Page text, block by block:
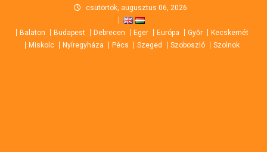
content
csütörtök, augusztus 06, 2026
Balaton Budapest Debrecen Eger Európa Győr
Kecskemét
Miskolc
Nyíregyháza Pécs Szeged Szoboszló Szolnok